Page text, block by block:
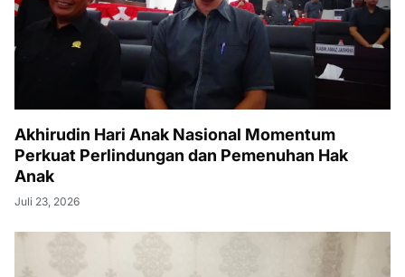
Akhirudin Hari Anak Nasional Momentum
Perkuat Perlindungan dan Pemenuhan Hak
Anak
Juli 23, 2026